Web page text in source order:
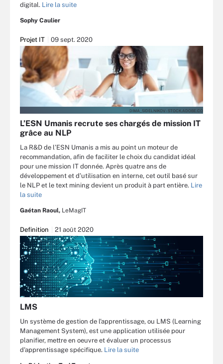
digital. Lire la suite
Sophy Caulier
Projet IT 09 sept. 2020
DIMA_SIDELNIKOV - STOCK.ADOBE.CO
L’ESN Umanis recrute ses chargés de mission IT
grâce au NLP
La R&D de l’ESN Umanis a mis au point un moteur de
recommandation, afin de faciliter le choix du candidat idéal
pour une mission IT donnée. Après quatre ans de
développement et d’utilisation en interne, cet outil basé sur
le NLP et le text mining devient un produit à part entière. Lire
la suite
Gaétan Raoul, LeMagIT
Definition 21 août 2020
LMS
Un système de gestion de l'apprentissage, ou LMS (Learning
Management System), est une application utilisée pour
planifier, mettre en oeuvre et évaluer un processus
d'apprentissage spécifique. Lire la suite